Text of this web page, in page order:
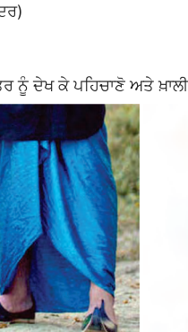
ਨੂੰ ਦੇਖ ਕੇ ਪਹਿਚਾਣੋ ਅਤੇ